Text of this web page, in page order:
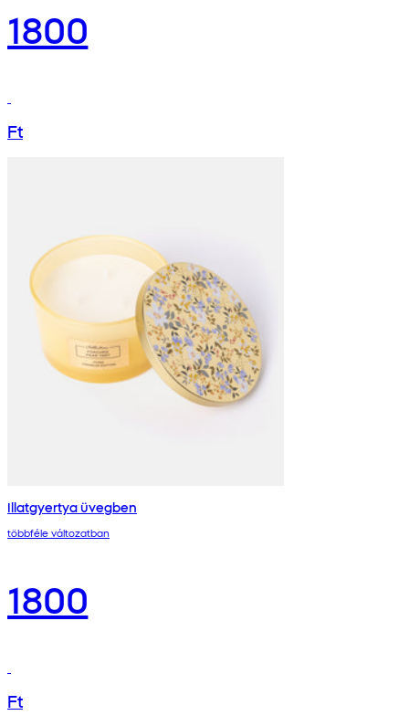
1800
Ft
Illatgyertya üvegben
többféle változatban
1800
Ft